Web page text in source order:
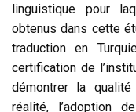
linguistique pour
obtenus dans cette
traduction en
certification de
démontrer la
réalité, l’adoption